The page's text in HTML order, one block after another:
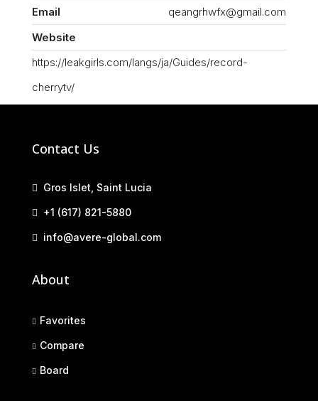
Email
qeangrhwfx@gmail.com
Website
https://leakgirls.com/langs/ja/Guides/record-
cherrytv/
Contact Us
Gros Islet, Saint Lucia
+1 (617) 821-5880
info@avere-global.com
About
Favorites
Compare
Board